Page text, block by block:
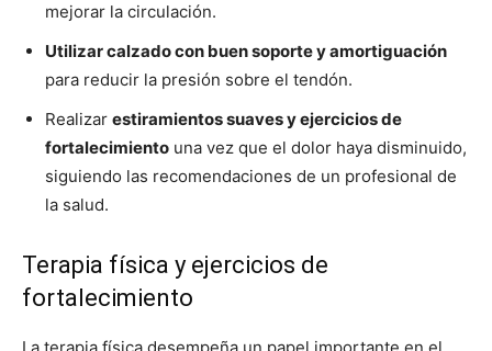
mejorar la circulación.
Utilizar calzado con buen soporte y amortiguación
para reducir la presión sobre el tendón.
Realizar estiramientos suaves y ejercicios de
fortalecimiento una vez que el dolor haya disminuido,
siguiendo las recomendaciones de un profesional de
la salud.
Terapia física y ejercicios de
fortalecimiento